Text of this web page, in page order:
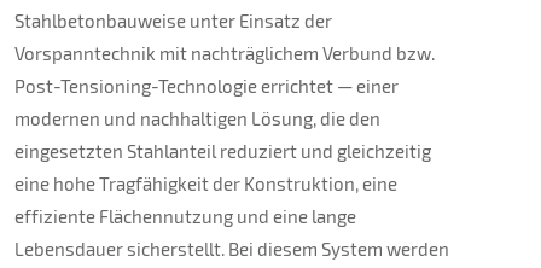
Stahlbetonbauweise unter Einsatz der
Vorspanntechnik mit nachträglichem Verbund bzw.
Post-Tensioning-Technologie errichtet — einer
modernen und nachhaltigen Lösung, die den
eingesetzten Stahlanteil reduziert und gleichzeitig
eine hohe Tragfähigkeit der Konstruktion, eine
effiziente Flächennutzung und eine lange
Lebensdauer sicherstellt. Bei diesem System werden